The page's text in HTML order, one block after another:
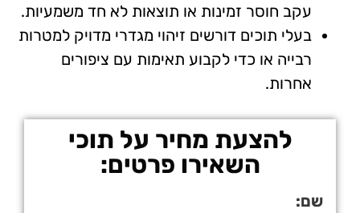
עקב חוסר זמינות או תוצאות לא חד משמעיות.
בעלי תוכים דורשים זיהוי מגדרי מדויק למטרות
רבייה או כדי לקבוע תאימות עם ציפורים
אחרות.
להצעת מחיר על תוכי
השאירו פרטים:
שם: